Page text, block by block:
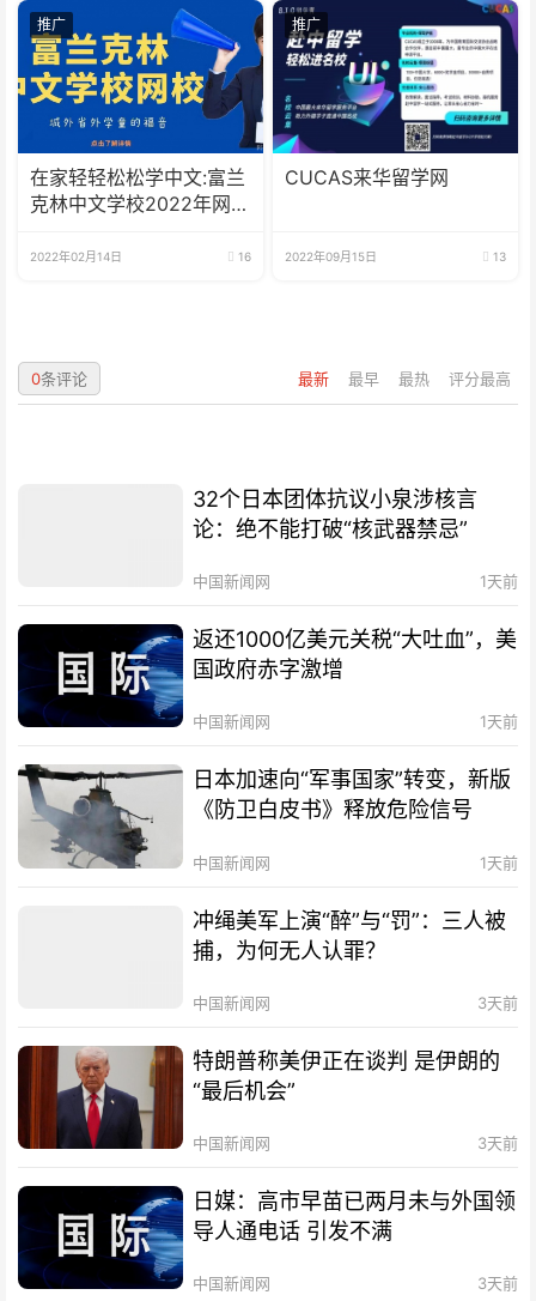
推广
在家轻轻松松学中文:富兰
克林中文学校2022年网校
2022年02月14日 16
推广
CUCAS来华留学网
2022年09月15日 13
最新 最早 最热 评分最高
0条评论
32个日本团体抗议小泉涉核言
论：绝不能打破“核武器禁忌”
中国新闻网 1天前
返还1000亿美元关税“大吐血”，美
国政府赤字激增
中国新闻网 1天前
日本加速向“军事国家”转变，新版
《防卫白皮书》释放危险信号
中国新闻网 1天前
冲绳美军上演“醉”与“罚”：三人被
捕，为何无人认罪？
中国新闻网 3天前
特朗普称美伊正在谈判 是伊朗的
“最后机会”
中国新闻网 3天前
日媒：高市早苗已两月未与外国领
导人通电话 引发不满
中国新闻网 3天前